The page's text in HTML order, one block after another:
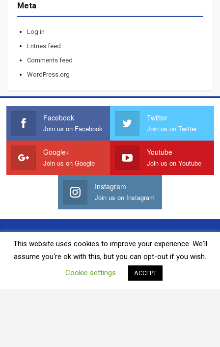
Meta
Log in
Entries feed
Comments feed
WordPress.org
Facebook
Join us on Facebook
Twitter
Join us on Twitter
Google+
Join us on Google
Youtube
Join us on Youtube
Instagram
Join us on Instagram
Quảng Cáo Với Chúng Tôi Liên Hệ Chúng Tôi
Chính Sách Bảo Mật
This website uses cookies to improve your experience. We'll
assume you're ok with this, but you can opt-out if you wish.
Cookie settings
ACCEPT